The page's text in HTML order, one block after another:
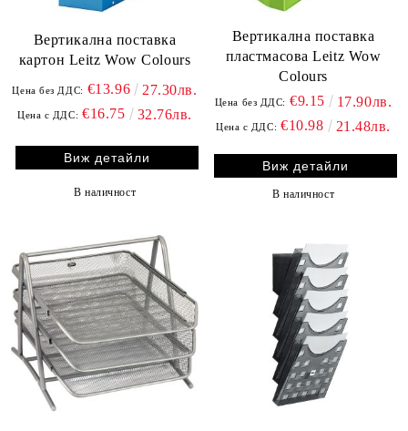
Вертикална поставка
картон Leitz Wow Colours
Цена без ДДС: €13.96 27.30лв.
Цена с ДДС: €16.75 32.76лв.
Виж детайли
В наличност
Вертикална поставка
пластмасова Leitz Wow
Colours
Цена без ДДС: €9.15 17.90лв.
Цена с ДДС: €10.98 21.48лв.
Виж детайли
В наличност